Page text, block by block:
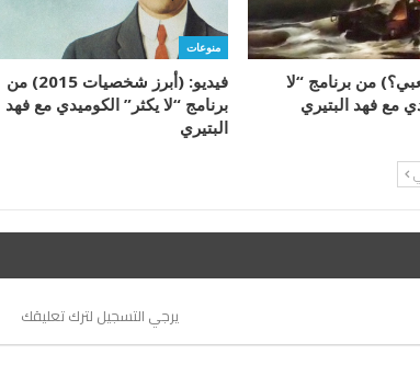
من برنامج “لا
مع فهد البتيري
منوعات
فيديو: (أبرز شخصيات 2015) من
برنامج “لا يكثر” الكوميدي مع فهد
البتيري
يرجي التسجيل لترك تعليقك